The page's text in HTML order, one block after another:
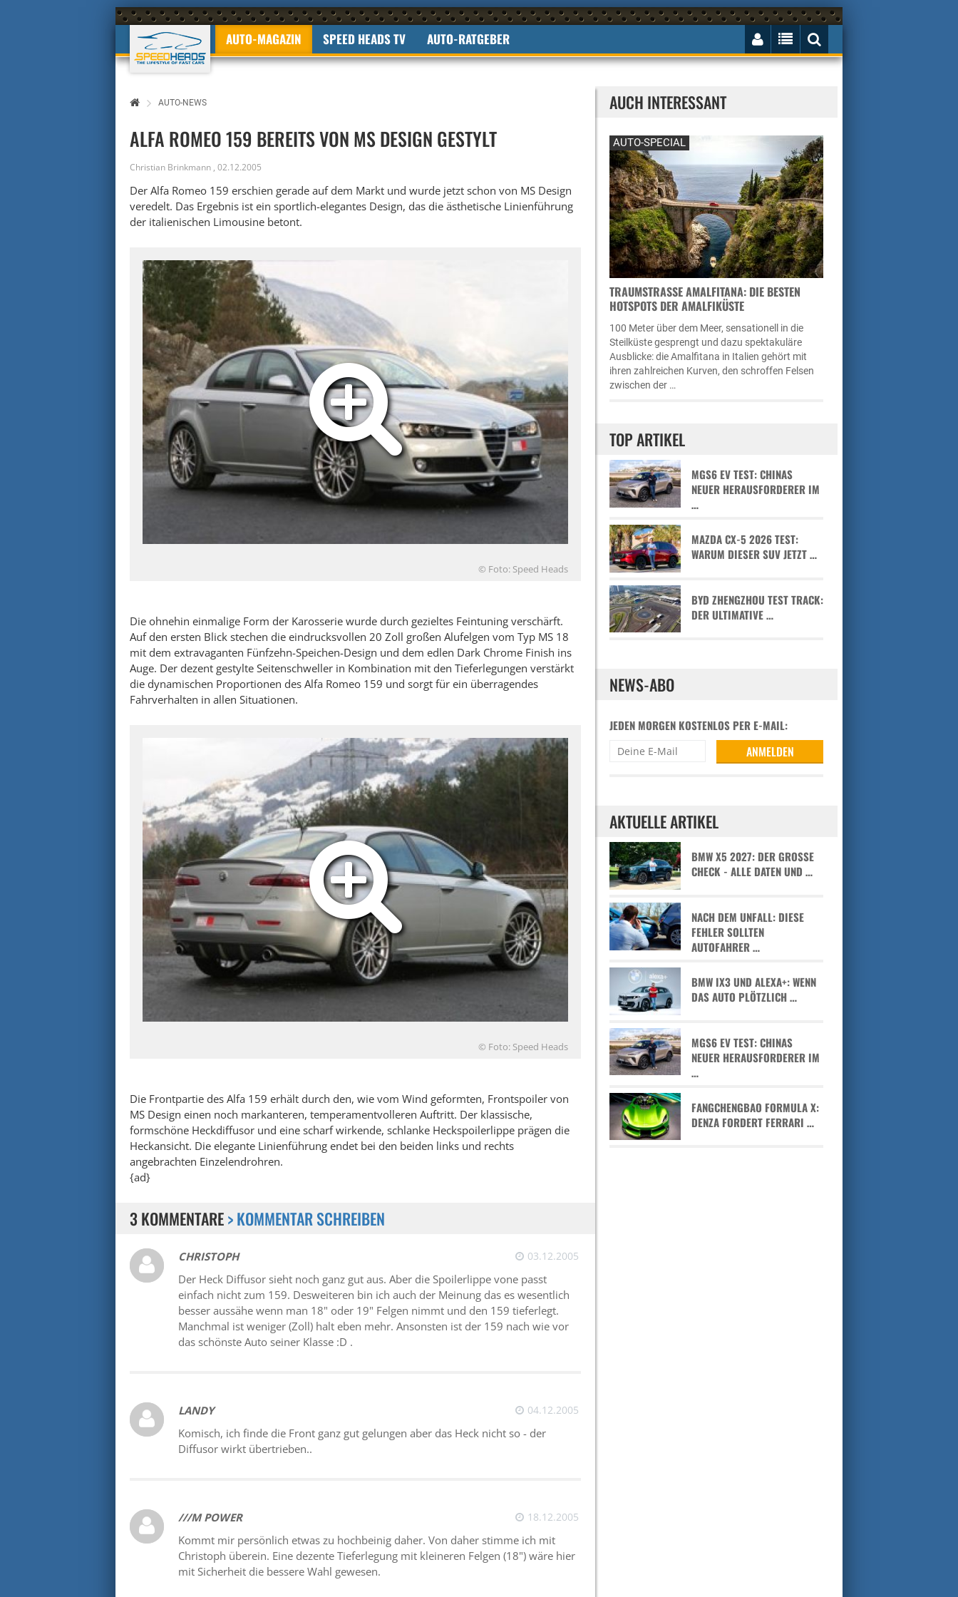
AUTO-MAGAZIN SPEED HEADS TV AUTO-RATGEBER
AUTO-NEWS
ALFA ROMEO 159 BEREITS VON MS DESIGN GESTYLT
Christian Brinkmann , 02.12.2005
Der Alfa Romeo 159 erschien gerade auf dem Markt und wurde jetzt schon von MS Design
veredelt. Das Ergebnis ist ein sportlich-elegantes Design, das die ästhetische Linienführung
der italienischen Limousine betont.
© Foto: Speed Heads
Die ohnehin einmalige Form der Karosserie wurde durch gezieltes Feintuning verschärft.
Auf den ersten Blick stechen die eindrucksvollen 20 Zoll großen Alufelgen vom Typ MS 18
mit dem extravaganten Fünfzehn-Speichen-Design und dem edlen Dark Chrome Finish ins
Auge. Der dezent gestylte Seitenschweller in Kombination mit den Tieferlegungen verstärkt
die dynamischen Proportionen des Alfa Romeo 159 und sorgt für ein überragendes
Fahrverhalten in allen Situationen.
© Foto: Speed Heads
Die Frontpartie des Alfa 159 erhält durch den, wie vom Wind geformten, Frontspoiler von
MS Design einen noch markanteren, temperamentvolleren Auftritt. Der klassische,
formschöne Heckdiffusor und eine scharf wirkende, schlanke Heckspoilerlippe prägen die
Heckansicht. Die elegante Linienführung endet bei den beiden links und rechts
angebrachten Einzelendrohren.
{ad}
3 KOMMENTARE> KOMMENTAR SCHREIBEN
CHRISTOPH 03.12.2005
Der Heck Diffusor sieht noch ganz gut aus. Aber die Spoilerlippe vone passt
einfach nicht zum 159. Desweiteren bin ich auch der Meinung das es wesentlich
besser aussähe wenn man 18" oder 19" Felgen nimmt und den 159 tieferlegt.
Manchmal ist weniger (Zoll) halt eben mehr. Ansonsten ist der 159 nach wie vor
das schönste Auto seiner Klasse :D .
LANDY 04.12.2005
Komisch, ich finde die Front ganz gut gelungen aber das Heck nicht so - der
Diffusor wirkt übertrieben..
///M POWER 18.12.2005
Kommt mir persönlich etwas zu hochbeinig daher. Von daher stimme ich mit
Christoph überein. Eine dezente Tieferlegung mit kleineren Felgen (18") wäre hier
mit Sicherheit die bessere Wahl gewesen.
AUCH INTERESSANT
AUTO-SPECIAL
TRAUMSTRASSE AMALFITANA: DIE BESTEN H
OTSPOTS DER AMALFIKÜSTE
100 Meter über dem Meer, sensationell in die
Steilküste gesprengt und dazu spektakuläre
Ausblicke: die Amalfitana in Italien gehört mit
ihren zahlreichen Kurven, den schroffen Felsen
zwischen der …
TOP ARTIKEL
MGS6 EV TEST: CHINAS
NEUER HERAUSFORDERER IM
…
MAZDA CX-5 2026 TEST:
WARUM DIESER SUV JETZT …
BYD ZHENGZHOU TEST TRACK:
DER ULTIMATIVE …
NEWS-ABO
JEDEN MORGEN KOSTENLOS PER E-MAIL:
AKTUELLE ARTIKEL
BMW X5 2027: DER GROSSE C
HECK - ALLE DATEN UND …
NACH DEM UNFALL: DIESE
FEHLER SOLLTEN
AUTOFAHRER …
BMW IX3 UND ALEXA+: WENN
DAS AUTO PLÖTZLICH …
MGS6 EV TEST: CHINAS
NEUER HERAUSFORDERER IM
…
FANGCHENGBAO FORMULA X:
DENZA FORDERT FERRARI …